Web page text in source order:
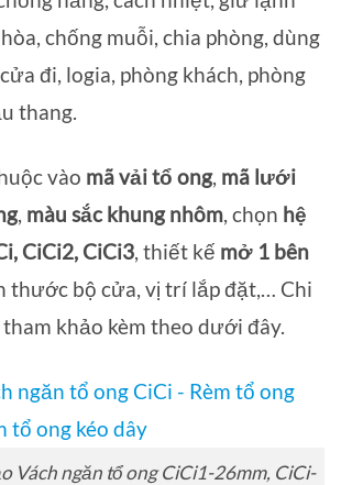
chống muỗi, chia phòng, dùng
đi, logia, phòng khách, phòng
thang.
vào mã vải tổ ong, mã lưới
, màu sắc khung nhôm, chọn hệ
CiCi2, CiCi3, thiết kế mở 1 bên
thước bộ cửa, vị trí lắp đặt,… Chi
khảo kèm theo dưới đây.
Vách ngăn tổ ong CiCi1-26mm, CiCi-